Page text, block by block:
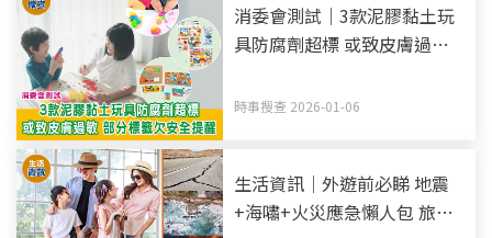
消委會測試｜3款泥膠黏土玩
具防腐劑超標 或致皮膚過敏
時事搜查 2026-01-06
生活資訊｜外遊前必睇 地震
+海嘯+火災應急懶人包 旅遊